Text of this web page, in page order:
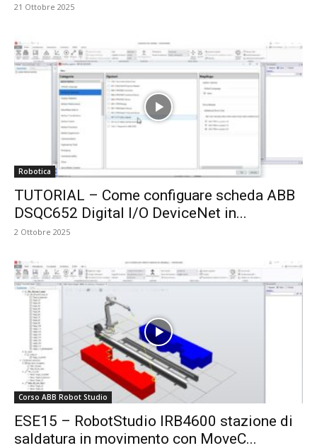
21 Ottobre 2025
Robotica
TUTORIAL – Come configuare scheda ABB
DSQC652 Digital I/O DeviceNet in...
2 Ottobre 2025
Corso ABB Robot Studio
ESE15 – RobotStudio IRB4600 stazione di
saldatura in movimento con MoveC...